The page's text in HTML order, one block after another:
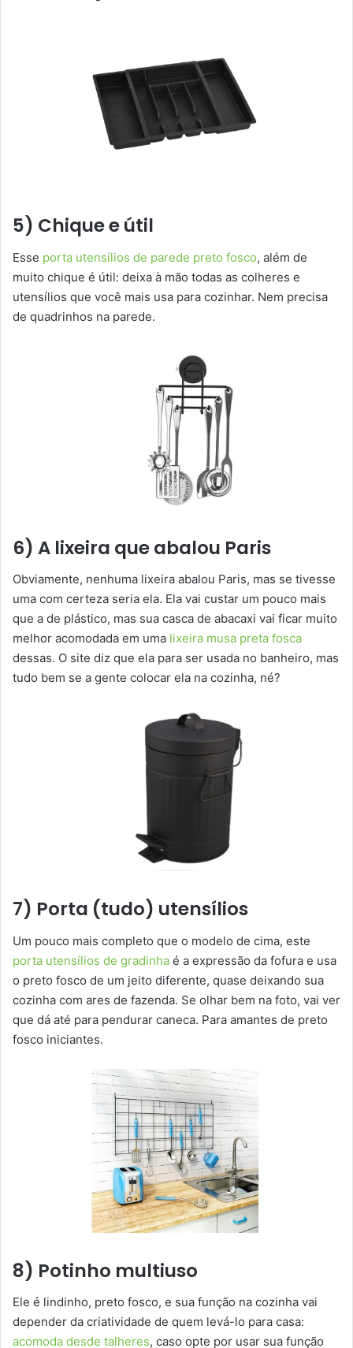
5) Chique e útil
Esse porta utensílios de parede preto fosco, além de
muito chique é útil: deixa à mão todas as colheres e
utensílios que você mais usa para cozinhar. Nem precisa
de quadrinhos na parede.
6) A lixeira que abalou Paris
Obviamente, nenhuma lixeira abalou Paris, mas se tivesse
uma com certeza seria ela. Ela vai custar um pouco mais
que a de plástico, mas sua casca de abacaxi vai ficar muito
melhor acomodada em uma lixeira musa preta fosca
dessas. O site diz que ela para ser usada no banheiro, mas
tudo bem se a gente colocar ela na cozinha, né?
7) Porta (tudo) utensílios
Um pouco mais completo que o modelo de cima, este
porta utensílios de gradinha é a expressão da fofura e usa
o preto fosco de um jeito diferente, quase deixando sua
cozinha com ares de fazenda. Se olhar bem na foto, vai ver
que dá até para pendurar caneca. Para amantes de preto
fosco iniciantes.
8) Potinho multiuso
Ele é lindinho, preto fosco, e sua função na cozinha vai
depender da criatividade de quem levá-lo para casa:
acomoda desde talheres, caso opte por usar sua função